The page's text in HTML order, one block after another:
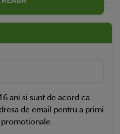
ani si sunt de acord ca
de email pentru a primi